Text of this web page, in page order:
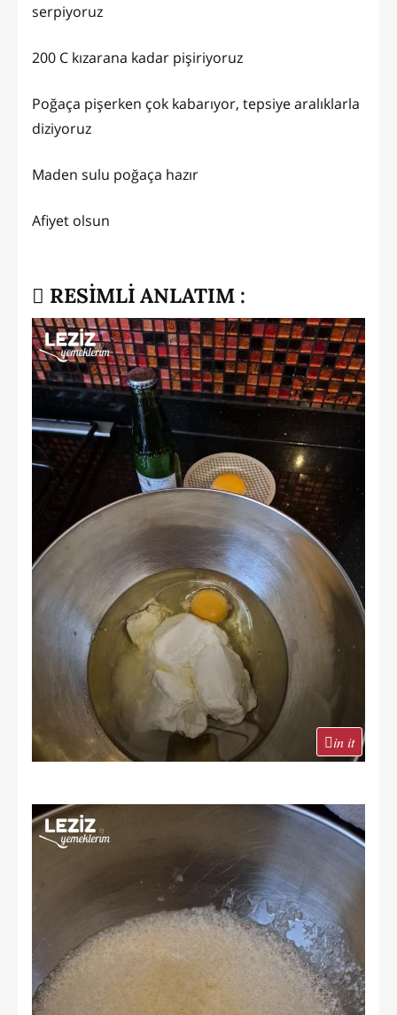
serpiyoruz
200 C kızarana kadar pişiriyoruz
Poğaça pişerken çok kabarıyor, tepsiye aralıklarla
diziyoruz
Maden sulu poğaça hazır
Afiyet olsun
RESİMLİ ANLATIM :
in it